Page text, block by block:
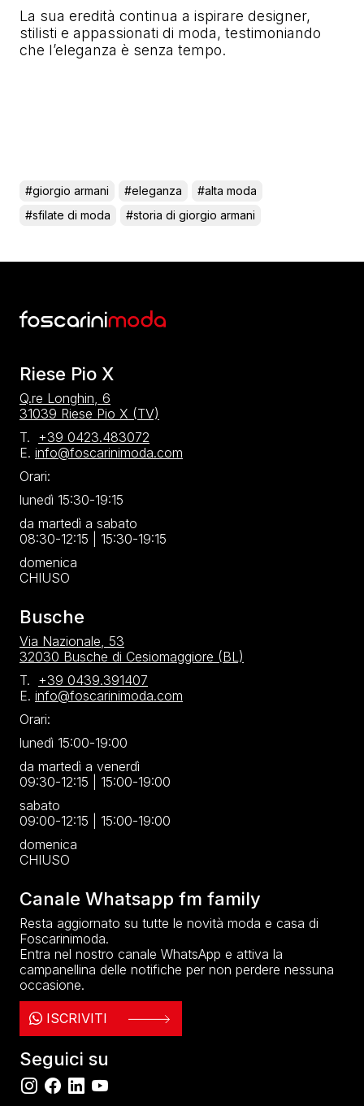
La sua eredità continua a ispirare designer,
stilisti e appassionati di moda, testimoniando
che l’eleganza è senza tempo.
#giorgio armani #eleganza
#alta moda
#sfilate di moda
#storia di giorgio armani
Riese Pio X
Q.re Longhin, 6
31039 Riese Pio X (TV)
T. +39 0423.483072
E. info@foscarinimoda.com
Orari:
lunedì 15:30-19:15
da martedì a sabato
08:30-12:15 | 15:30-19:15
domenica
CHIUSO
Busche
Via Nazionale, 53
32030 Busche di Cesiomaggiore (BL)
T. +39 0439.391407
E. info@foscarinimoda.com
Orari:
lunedì 15:00-19:00
da martedì a venerdì
09:30-12:15 | 15:00-19:00
sabato
09:00-12:15 | 15:00-19:00
domenica
CHIUSO
Canale Whatsapp fm family
Resta aggiornato su tutte le novità moda e casa di
Foscarinimoda.
Entra nel nostro canale WhatsApp e attiva la
campanellina delle notifiche per non perdere nessuna
occasione.
ISCRIVITI
Seguici su